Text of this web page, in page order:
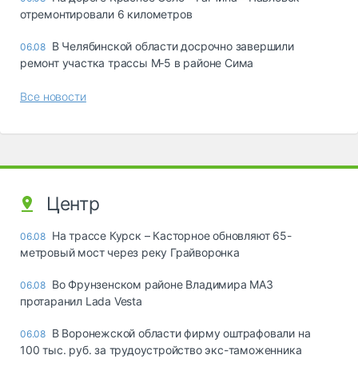
отремонтировали 6 километров
06.08 В Челябинской области досрочно завершили
ремонт участка трассы М‑5 в районе Сима
Все новости
Центр
06.08 На трассе Курск – Касторное обновляют 65-
метровый мост через реку Грайворонка
06.08 Во Фрунзенском районе Владимира МАЗ
протаранил Lada Vesta
06.08 В Воронежской области фирму оштрафовали на
100 тыс. руб. за трудоустройство экс-таможенника